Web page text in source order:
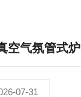
空气氛管式炉
07-31